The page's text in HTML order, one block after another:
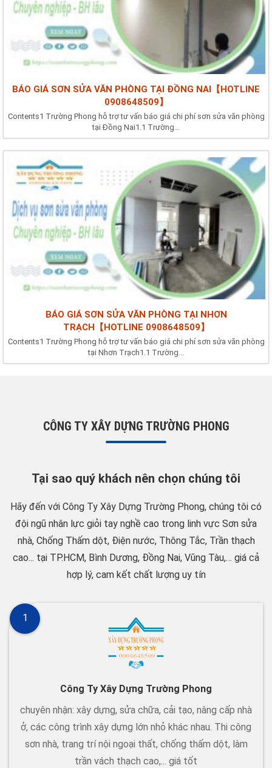
BÁO GIÁ SƠN SỬA VĂN PHÒNG TẠI ĐỒNG NAI【HOTLINE
0908648509】
Contents1 Trường Phong hỗ trợ tư vấn báo giá chi phí sơn sửa văn phòng
tại Đồng Nai1.1 Trường...
BÁO GIÁ SƠN SỬA VĂN PHÒNG TẠI NHƠN
TRẠCH【HOTLINE 0908648509】
Contents1 Trường Phong hỗ trợ tư vấn báo giá chi phí sơn sửa văn phòng
tại Nhơn Trạch1.1 Trường...
CÔNG TY XÂY DỰNG TRƯỜNG PHONG
Tại sao quý khách nên chọn chúng tôi
Hãy đến với Công Ty Xây Dựng Trường Phong, chúng tôi có
đội ngũ nhân lực giỏi tay nghề cao trong linh vực Sơn sửa
nhà, Chống Thấm dột, Điện nước, Thông Tắc, Trần thạch
cao... tại TP.HCM, Bình Dương, Đồng Nai, Vũng Tàu,… giá cả
hợp lý, cam kết chất lượng uy tín
Công Ty Xây Dựng Trường Phong
chuyên nhận: xây dựng, sửa chữa, cải tạo, nâng cấp nhà
ở, các công trình xây dựng lớn nhỏ khác nhau. Thi công
sơn nhà, trang trí nội ngoại thất, chống thấm dột, làm
trần vách thạch cao,... giá tốt
1